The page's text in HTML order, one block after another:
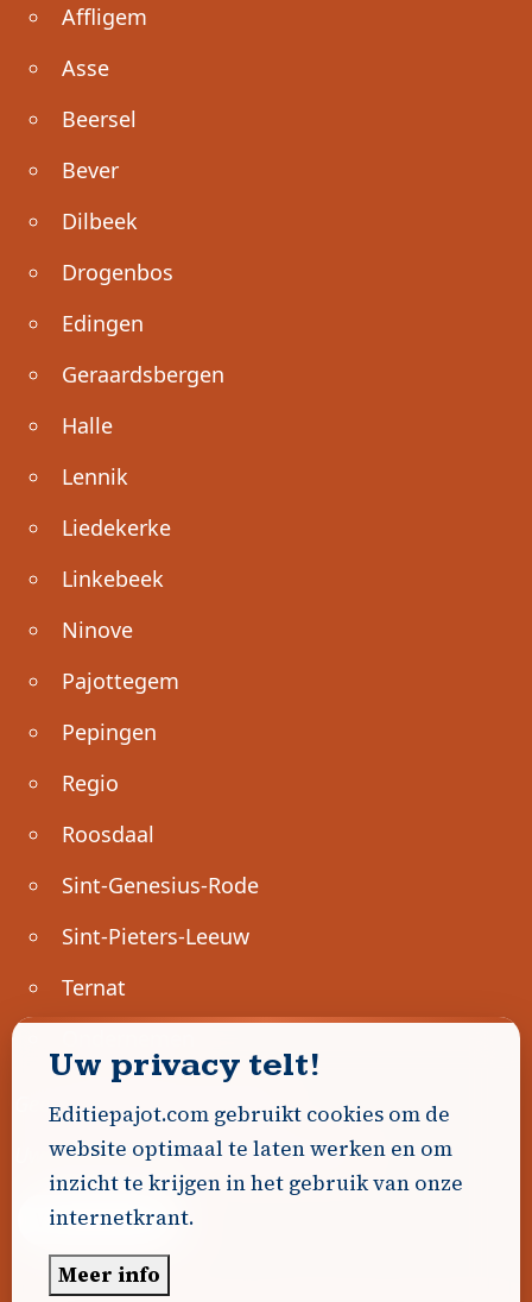
Affligem
Asse
Beersel
Bever
Dilbeek
Drogenbos
Edingen
Geraardsbergen
Halle
Lennik
Liedekerke
Linkebeek
Ninove
Pajottegem
Pepingen
Regio
Roosdaal
Sint-Genesius-Rode
Sint-Pieters-Leeuw
Ternat
Geen advertenties gevonden.
Uw advertentie hier? Contacteer ons!
Word Partner!
Uw privacy telt!
Editiepajot.com gebruikt cookies om de
website optimaal te laten werken en om
inzicht te krijgen in het gebruik van onze
internetkrant.
Meer info